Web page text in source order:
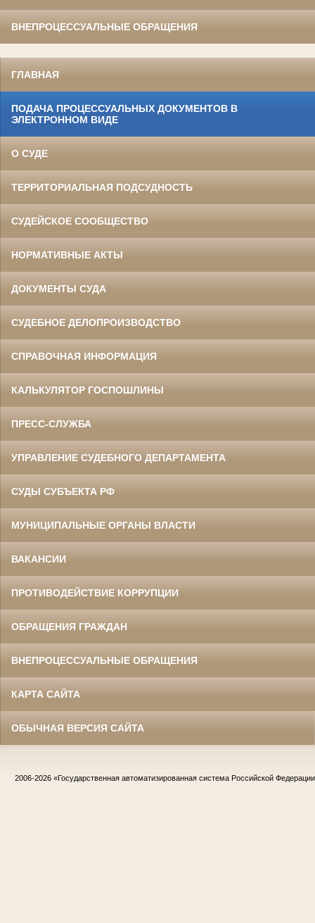
ВНЕПРОЦЕССУАЛЬНЫЕ ОБРАЩЕНИЯ
ГЛАВНАЯ
ПОДАЧА ПРОЦЕССУАЛЬНЫХ ДОКУМЕНТОВ В
ЭЛЕКТРОННОМ ВИДЕ
О СУДЕ
ТЕРРИТОРИАЛЬНАЯ ПОДСУДНОСТЬ
СУДЕЙСКОЕ СООБЩЕСТВО
НОРМАТИВНЫЕ АКТЫ
ДОКУМЕНТЫ СУДА
СУДЕБНОЕ ДЕЛОПРОИЗВОДСТВО
СПРАВОЧНАЯ ИНФОРМАЦИЯ
КАЛЬКУЛЯТОР ГОСПОШЛИНЫ
ПРЕСС-СЛУЖБА
УПРАВЛЕНИЕ СУДЕБНОГО ДЕПАРТАМЕНТА
СУДЫ СУБЪЕКТА РФ
МУНИЦИПАЛЬНЫЕ ОРГАНЫ ВЛАСТИ
ВАКАНСИИ
ПРОТИВОДЕЙСТВИЕ КОРРУПЦИИ
ОБРАЩЕНИЯ ГРАЖДАН
ВНЕПРОЦЕССУАЛЬНЫЕ ОБРАЩЕНИЯ
КАРТА САЙТА
ОБЫЧНАЯ ВЕРСИЯ САЙТА
2006-2026 «Государственная автоматизированная система Российской